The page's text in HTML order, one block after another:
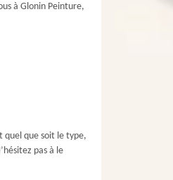
à Glonin Peinture,
quel que soit le type,
pas à le